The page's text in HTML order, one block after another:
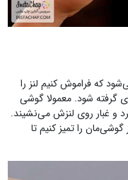
که فراموش کنیم لنز را
گرفته شود. معمولا گوشی
و غبار روی لنزش می‌نشیند.
را تمیز کنیم تا